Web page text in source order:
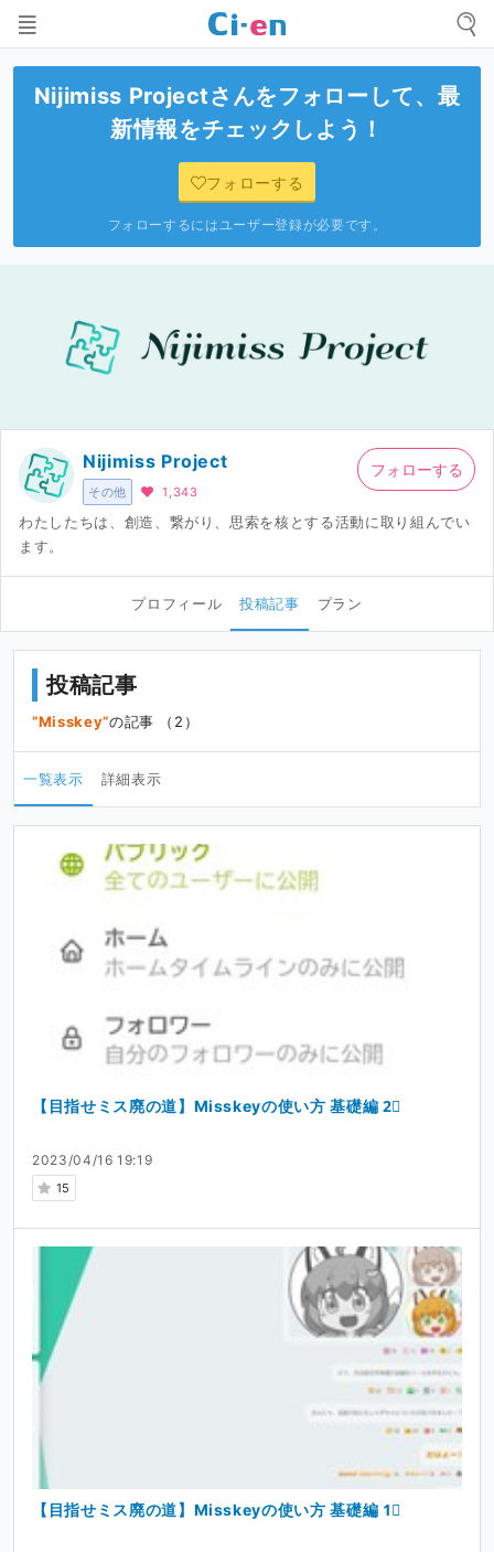
Nijimiss Projectさんをフォローして、最
新情報をチェックしよう！
フォローする
フォローするにはユーザー登録が必要です。
その他
Nijimiss Project
1,343
わたしたちは、創造、繋がり、思索を核とする活動に取り組んでい
ます。
フォローする
プロフィール 投稿記事 プラン
投稿記事
Misskey の記事 （2）
一覧表示 詳細表示
2023/04/16 19:19
15
【目指せミス廃の道】Misskeyの使い方 基礎編 2⃣
【目指せミス廃の道】Misskeyの使い方 基礎編 1⃣